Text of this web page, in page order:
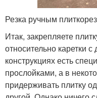
Резка ручным
Итак, закрепляете
относительно каретки
конструкциях есть
прослойками, а в
придерживать плитку